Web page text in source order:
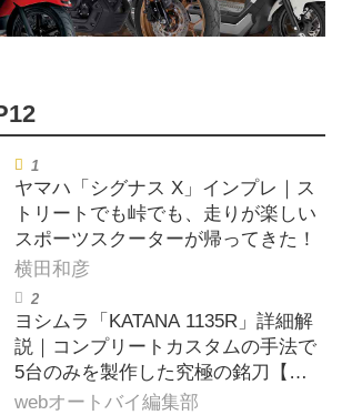
ヤマハ「シグナス X」インプレ｜ス
トリートでも峠でも、走りが楽しい
スポーツスクーターが帰ってきた！
横田和彦
ヨシムラ「KATANA 1135R」詳細解
説｜コンプリートカスタムの手法で
5台のみを製作した究極の銘刀【ヨ
シムラ伝】
webオートバイ編集部